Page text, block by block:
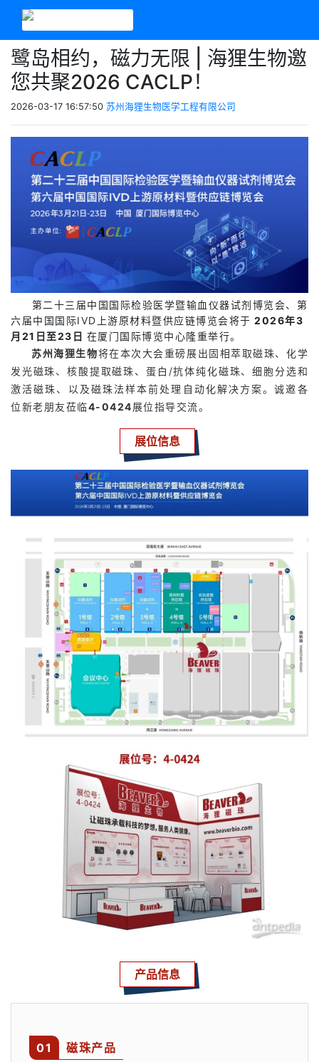
鹭岛相约，磁力无限 | 海狸生物邀
您共聚2026 CACLP！
2026-03-17 16:57:50 苏州海狸生物医学工程有限公司
第二十三届中国国际检验医学暨输血仪器试剂博览会、第
六届中国国际IVD上游原材料暨供应链博览会将于 2026年3
月21日至23日 在厦门国际博览中心隆重举行。
苏州海狸生物将在本次大会重磅展出固相萃取磁珠、化学
发光磁珠、核酸提取磁珠、蛋白/抗体纯化磁珠、细胞分选和
激活磁珠、以及磁珠法样本前处理自动化解决方案。诚邀各
位新老朋友莅临4-0424展位指导交流。
展位信息
产品信息
01 磁珠产品